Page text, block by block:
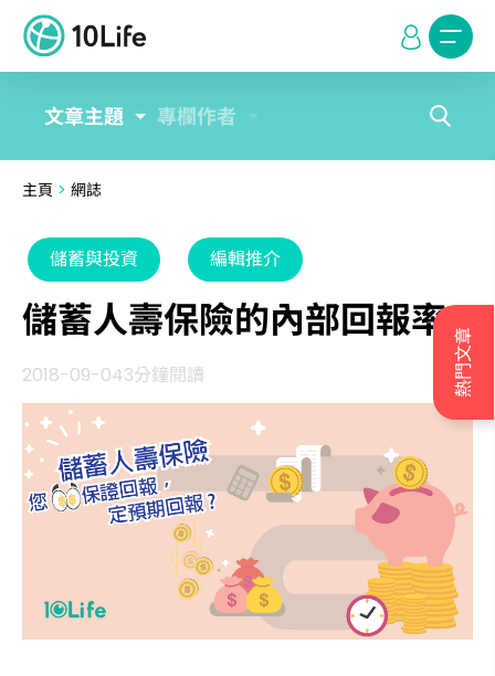
熱門文章
文章主題 專欄作者
主頁 > 網誌
儲蓄與投資 編輯推介
儲蓄人壽保險的內部回報率
2018-09-043分鐘閱讀